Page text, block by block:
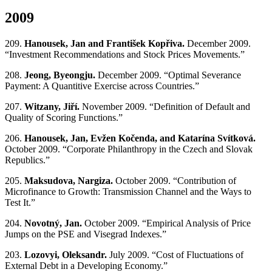
2009
209. Hanousek, Jan and František Kopřiva. December 2009.
“Investment Recommendations and Stock Prices Movements.”
208. Jeong, Byeongju. December 2009. “Optimal Severance
Payment: A Quantitive Exercise across Countries.”
207. Witzany, Jiří. November 2009. “Definition of Default and
Quality of Scoring Functions.”
206. Hanousek, Jan, Evžen Kočenda, and Katarína Svítková.
October 2009. “Corporate Philanthropy in the Czech and Slovak
Republics.”
205. Maksudova, Nargiza. October 2009. “Contribution of
Microfinance to Growth: Transmission Channel and the Ways to
Test It.”
204. Novotný, Jan. October 2009. “Empirical Analysis of Price
Jumps on the PSE and Visegrad Indexes.”
203. Lozovyi, Oleksandr. July 2009. “Cost of Fluctuations of
External Debt in a Developing Economy.”